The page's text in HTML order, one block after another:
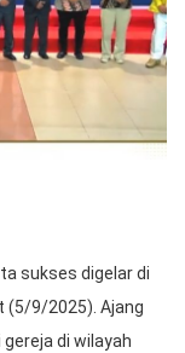
sukses digelar di
(5/9/2025). Ajang
di wilayah